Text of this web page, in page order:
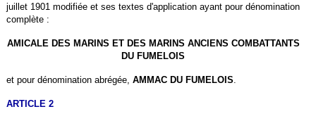
juillet 1901 modifiée et ses textes d'application ayant pour dénomination
complète :
AMICALE DES MARINS ET DES MARINS ANCIENS COMBATTANTS
DU FUMELOIS
et pour dénomination abrégée,AMMAC DU FUMELOIS
ARTICLE 2